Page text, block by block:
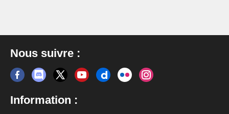
Nous suivre :
Information :